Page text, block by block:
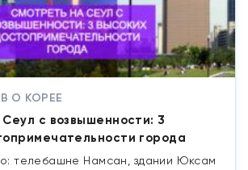
О КОРЕЕ
с возвышенности: 3
города
телебашне Намсан, здании Юксам